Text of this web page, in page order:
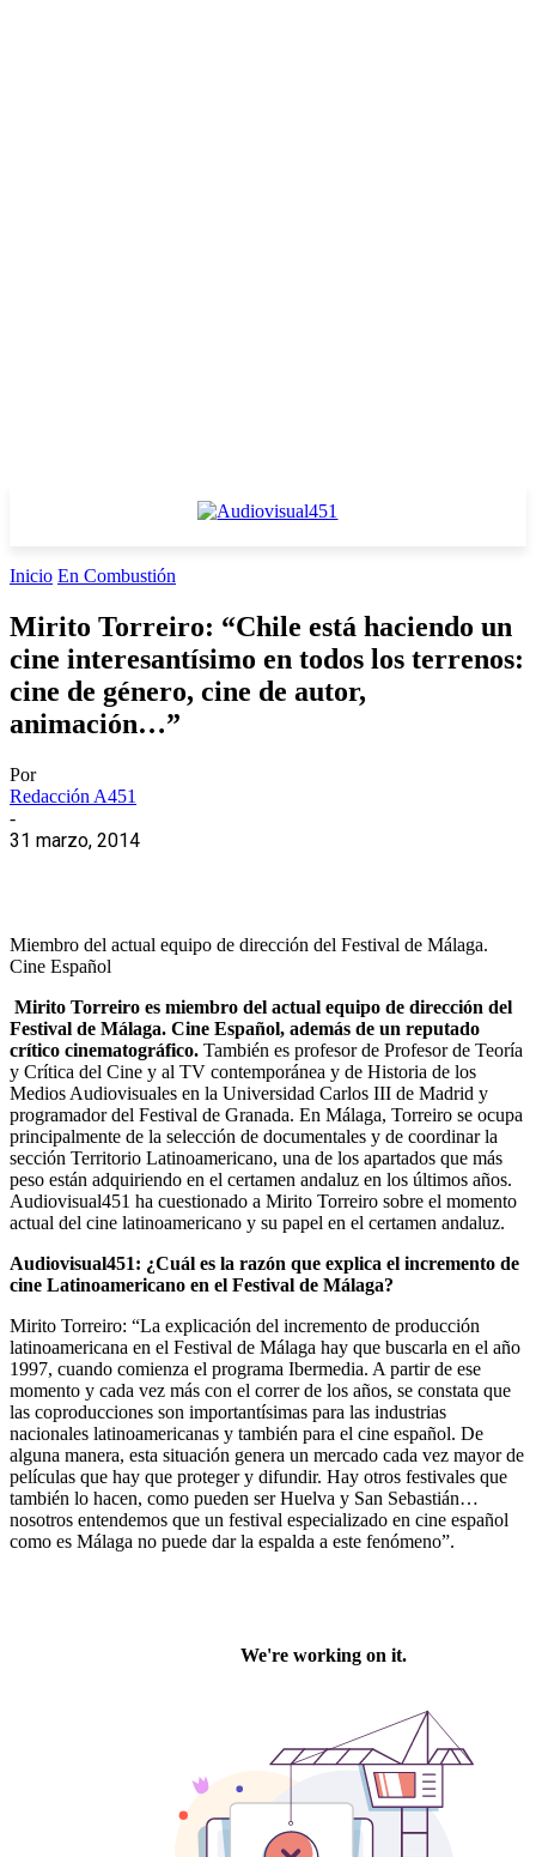
Inicio En Combustión
Mirito Torreiro: “Chile está haciendo un
cine interesantísimo en todos los terrenos:
cine de género, cine de autor,
animación…”
Por
Redacción A451
-
31 marzo, 2014
Miembro del actual equipo de dirección del Festival de Málaga.
Cine Español
Mirito Torreiro es miembro del actual equipo de dirección del
Festival de Málaga. Cine Español, además de un reputado
crítico cinematográfico. También es profesor de Profesor de Teoría
y Crítica del Cine y al TV contemporánea y de Historia de los
Medios Audiovisuales en la Universidad Carlos III de Madrid y
programador del Festival de Granada. En Málaga, Torreiro se ocupa
principalmente de la selección de documentales y de coordinar la
sección Territorio Latinoamericano, una de los apartados que más
peso están adquiriendo en el certamen andaluz en los últimos años.
Audiovisual451 ha cuestionado a Mirito Torreiro sobre el momento
actual del cine latinoamericano y su papel en el certamen andaluz.
Audiovisual451: ¿Cuál es la razón que explica el incremento de
cine Latinoamericano en el Festival de Málaga?
Mirito Torreiro: “La explicación del incremento de producción
latinoamericana en el Festival de Málaga hay que buscarla en el año
1997, cuando comienza el programa Ibermedia. A partir de ese
momento y cada vez más con el correr de los años, se constata que
las coproducciones son importantísimas para las industrias
nacionales latinoamericanas y también para el cine español. De
alguna manera, esta situación genera un mercado cada vez mayor de
películas que hay que proteger y difundir. Hay otros festivales que
también lo hacen, como pueden ser Huelva y San Sebastián…
nosotros entendemos que un festival especializado en cine español
como es Málaga no puede dar la espalda a este fenómeno”.